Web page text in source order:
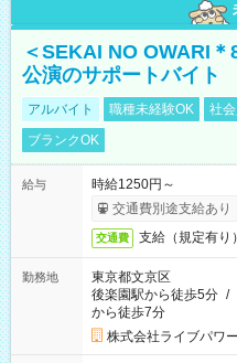
＜SEKAI NO OWARI
公演のサポートバイト
アルバイト 職種未経験OK 社
ブランクOK
給与
時給1250円～
交通費別途支給あり
交通費 支給（規定有り）
勤務地
東京都文京区
後楽園駅から徒歩5分 /
から徒歩7分
株式会社ライブパワー